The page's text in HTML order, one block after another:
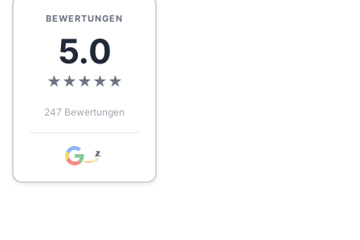
BEWERTUNGEN
5.0
★★★★★
247 Bewertungen